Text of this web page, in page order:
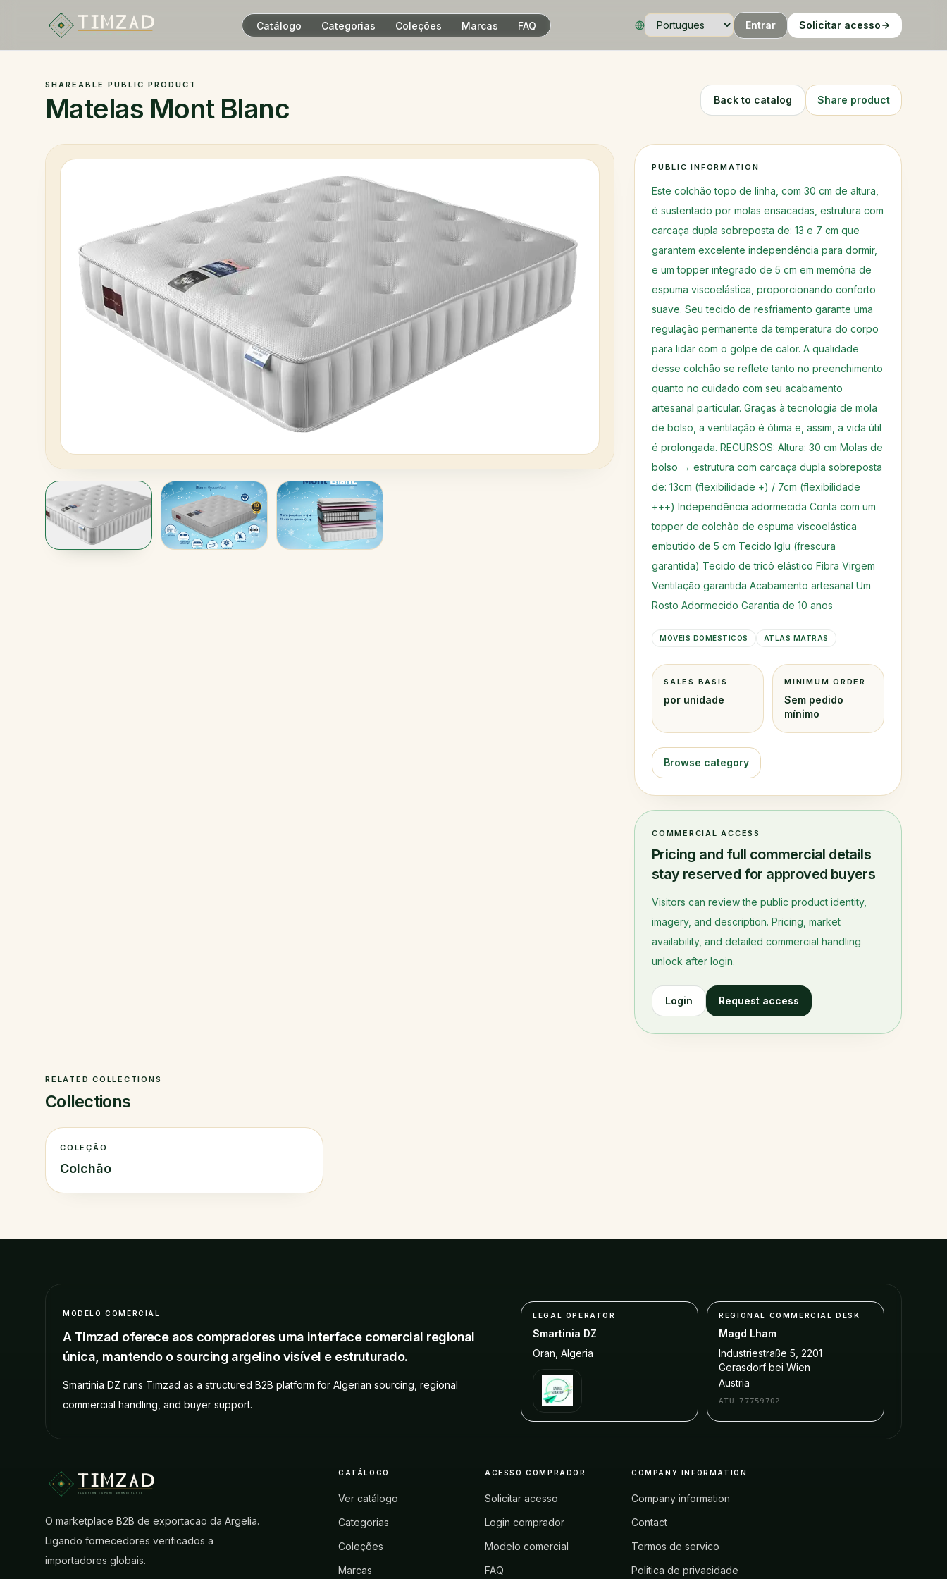
Catálogo Categorias Coleções Marcas FAQ Language Entrar Solicitar acesso
SHAREABLE PUBLIC PRODUCT
Matelas Mont Blanc Back to catalog Share product
PUBLIC INFORMATION
Este colchão topo de linha, com 30 cm de altura,
é sustentado por molas ensacadas, estrutura com
carcaça dupla sobreposta de: 13 e 7 cm que
garantem excelente independência para dormir,
e um topper integrado de 5 cm em memória de
espuma viscoelástica, proporcionando conforto
suave. Seu tecido de resfriamento garante uma
regulação permanente da temperatura do corpo
para lidar com o golpe de calor. A qualidade
desse colchão se reflete tanto no preenchimento
quanto no cuidado com seu acabamento
artesanal particular. Graças à tecnologia de mola
de bolso, a ventilação é ótima e, assim, a vida útil
é prolongada. RECURSOS: Altura: 30 cm Molas de
bolso → estrutura com carcaça dupla sobreposta
de: 13cm (flexibilidade +) / 7cm (flexibilidade
+++) Independência adormecida Conta com um
topper de colchão de espuma viscoelástica
embutido de 5 cm Tecido Iglu (frescura
garantida) Tecido de tricô elástico Fibra Virgem
Ventilação garantida Acabamento artesanal Um
Rosto Adormecido Garantia de 10 anos
MÓVEIS DOMÉSTICOS ATLAS MATRAS
SALES BASIS
por unidade
MINIMUM ORDER
Sem pedido
mínimo
Browse category
COMMERCIAL ACCESS
Pricing and full commercial details
stay reserved for approved buyers
Visitors can review the public product identity,
imagery, and description. Pricing, market
availability, and detailed commercial handling
unlock after login.
Login Request access
RELATED COLLECTIONS
Collections
COLEÇÃO
Colchão
MODELO COMERCIAL
A Timzad oferece aos compradores uma interface comercial regional
única, mantendo o sourcing argelino visível e estruturado.
Smartinia DZ runs Timzad as a structured B2B platform for Algerian sourcing, regional
commercial handling, and buyer support.
LEGAL OPERATOR
Smartinia DZ
Oran ,Algeria
REGIONAL COMMERCIAL DESK
Magd Lham
Industriestraße 5, 2201
Gerasdorf bei Wien
Austria
ATU-77759702
ALGERIAN EXPORT MARKETPLACE
O marketplace B2B de exportacao da Argelia.
Ligando fornecedores verificados a
importadores globais.
CATÁLOGO
Ver catálogo
Categorias
Coleções
Marcas
ACESSO COMPRADOR
Solicitar acesso
Login comprador
Modelo comercial
FAQ
COMPANY INFORMATION
Company information
Contact
Termos de servico
Politica de privacidade